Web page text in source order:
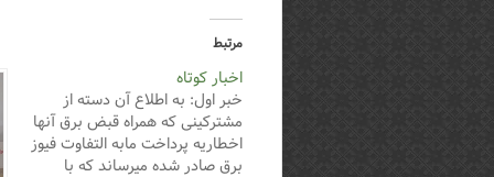
مرتبط
اخبار کوتاه
خبر اول: به اطلاع آن دسته از
مشترکینی که همراه قبض برق آنها
اخطاریه پرداخت مابه التفاوت فیوز
برق صادر شده میرساند که با